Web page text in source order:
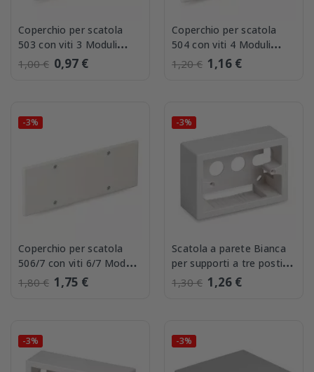
Coperchio per scatola
503 con viti 3 Moduli
Master 00430
1,00 € 0,97 €
Coperchio per scatola
504 con viti 4 Moduli
Master 00430-4
1,20 € 1,16 €
-3%
Coperchio per scatola
506/7 con viti 6/7 Moduli
Master 00430-7
1,80 € 1,75 €
-3%
Scatola a parete Bianca
per supporti a tre posti
Master 00481
1,30 € 1,26 €
-3% -3%